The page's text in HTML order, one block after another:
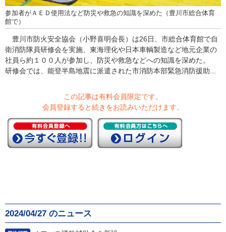
参加者がＡＥＤ使用法など防災や救急の知識を深めた（豊川市総合体育
館で）
豊川市防火安全協会（小野喜明会長）は26日、市総合体育館で自
衛消防隊員研修会を実施、東海理化や日本車輌製造など地元企業の
社員ら約１００人が参加し、防災や救急などへの知識を深めた。
研修会では、能登半島地震に派遣された市消防本部緊急消防援助...
この記事は有料会員限定です。
会員登録すると続きをお読みいただけます。
2024/04/27 のニュース